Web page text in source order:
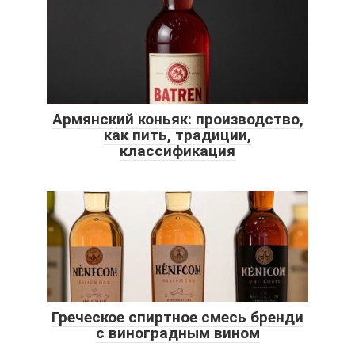
Армянский коньяк: производство,
как пить, традиции,
классификация
Греческое спиртное смесь бренди
с виноградным вином